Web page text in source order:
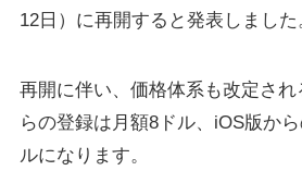
12日）に再開すると発表しました
再開に伴い、価格体系も改定さ
らの登録は月額8ドル、iOS版か
ルになります。